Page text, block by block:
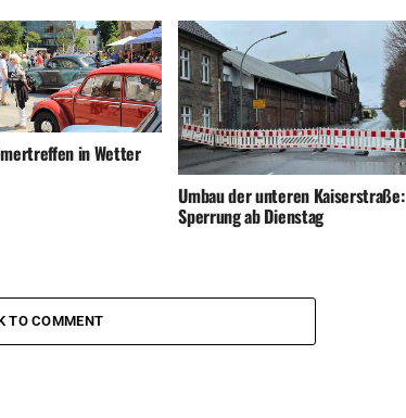
in Wetter
Umbau der unteren Kaiserstraße:
Sperrung ab Dienstag
TO COMMENT